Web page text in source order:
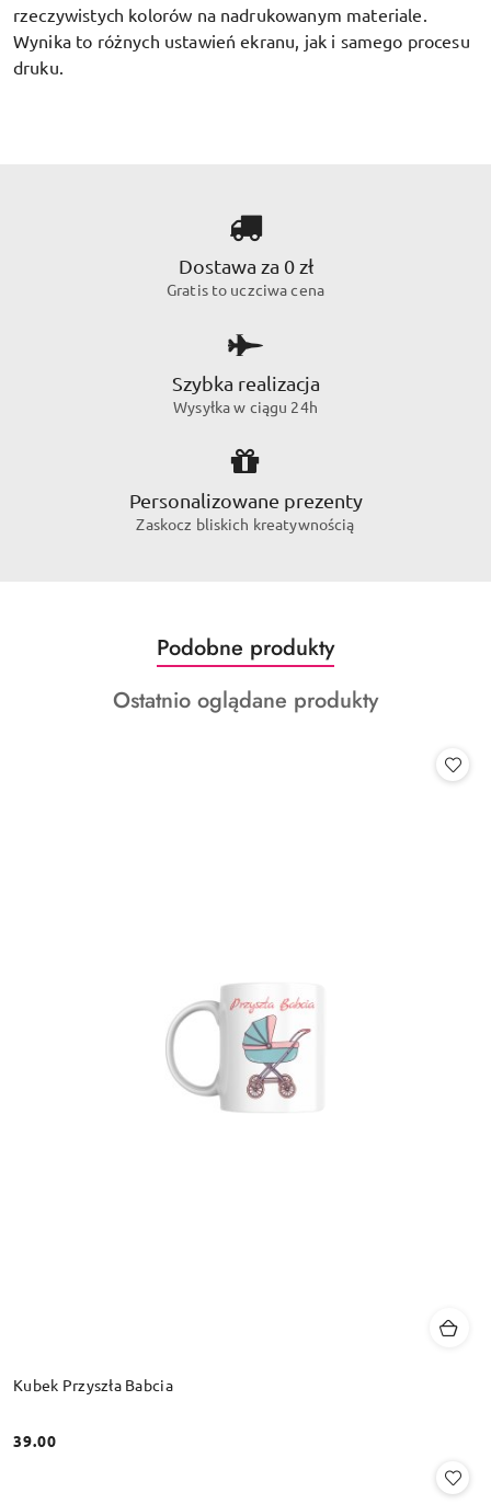
rzeczywistych kolorów na nadrukowanym materiale.
Wynika to różnych ustawień ekranu, jak i samego procesu
druku.
Dostawa za 0 zł
Gratis to uczciwa cena
Szybka realizacja
Wysyłka w ciągu 24h
Personalizowane prezenty
Zaskocz bliskich kreatywnością
Pomiń karuzelę produktów
Produkty
o
statusie:
Podobne produkty
Produkty
Ostatnio oglądane produkty
Kubek Przyszła Babcia
Cena:
39.00